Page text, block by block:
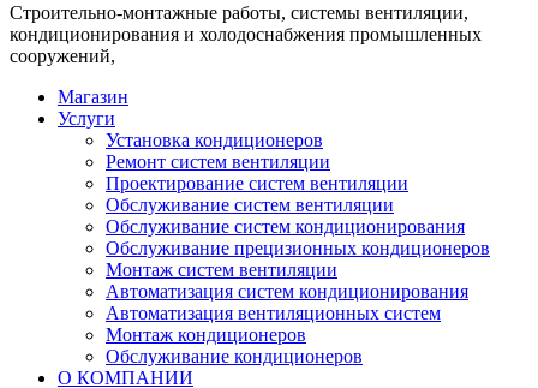
Строительно-монтажные работы, системы вентиляции,
кондиционирования и холодоснабжения промышленных
сооружений,
Магазин
Услуги
Установка кондиционеров
Ремонт систем вентиляции
Проектирование систем вентиляции
Обслуживание систем вентиляции
Обслуживание систем кондиционирования
Обслуживание прецизионных кондиционеров
Монтаж систем вентиляции
Автоматизация систем кондиционирования
Автоматизация вентиляционных систем
Монтаж кондиционеров
Обслуживание кондиционеров
О КОМПАНИИ